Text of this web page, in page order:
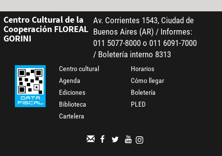
Centro Cultural de la
Cooperación FLOREAL
GORINI
Av. Corrientes 1543, Ciudad de
Buenos Aires (AR) / Informes:
011 5077-8000 o 011 6091-7000
/ Boletería interno 8313
Centro cultural
Agenda
Ediciones
Biblioteca
Cartelera
Horarios
Cómo llegar
Boletería
PLED